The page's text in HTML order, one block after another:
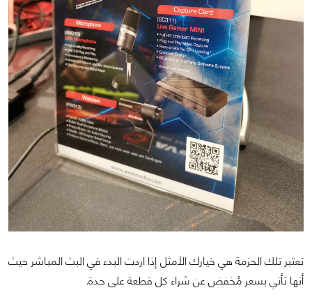
تعتبر تلك الحزمة هي خيارك الأمثل إذا اردت البدء في البث المباشر حيث
أنها تأتي بسعر مُخفض عن شراء كل قطعة على حدة.